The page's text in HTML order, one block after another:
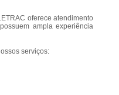
oferece atendimento
ampla experiência
serviços: